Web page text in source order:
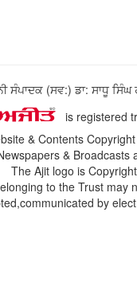
ਸੰਪਾਦਕ (ਸਵ:) ਡਾ: ਸਾਧੂ
is registered
& Contents
&
The Ajit logo is
to the Trust
by